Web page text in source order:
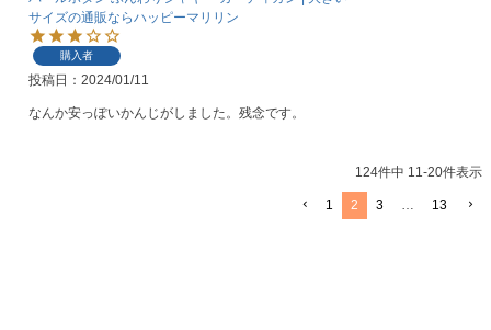
サイズの通販ならハッピーマリリン
購入者
投稿日 2024/01/11
なんか安っぽいかんじがしました。残念です。
124件中 11-20件表示
1 2 3 … 13